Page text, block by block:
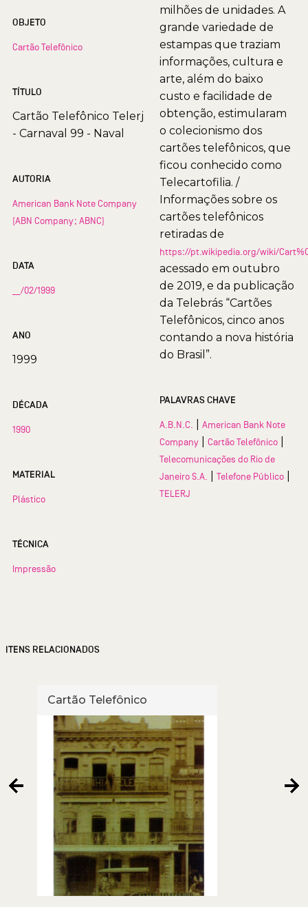
OBJETO
Cartão Telefônico
TÍTULO
Cartão Telefônico Telerj
- Carnaval 99 - Naval
AUTORIA
American Bank Note Company
(ABN Company; ABNC)
DATA
__/02/1999
ANO
1999
DÉCADA
1990
MATERIAL
Plástico
TÉCNICA
Impressão
milhões de unidades. A
grande variedade de
estampas que traziam
informações, cultura e
arte, além do baixo
custo e facilidade de
obtenção, estimularam
o colecionismo dos
cartões telefônicos, que
ficou conhecido como
Telecartofilia. /
Informações sobre os
cartões telefônicos
retiradas de
https://pt.wikipedia.org/wiki/
acessado em outubro
de 2019, e da publicação
da Telebrás “Cartões
Telefônicos, cinco anos
contando a nova história
do Brasil”.
PALAVRAS CHAVE
A.B.N.C.
American Bank Note
Company
Cartão Telefônico
Telecomunicações do Rio de
Janeiro S.A.
Telefone Público
TELERJ
ITENS RELACIONADOS
Cartão Telefônico